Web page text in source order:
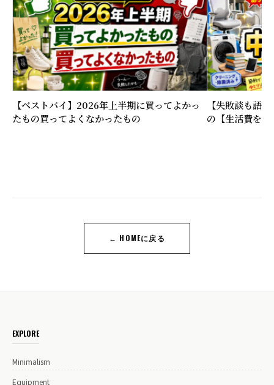
【ベストバイ】2026年上半期に買ってよかっ
たもの買ってよくなかったもの
【失敗談も語
の【生活費を下
← HOMEに戻る
EXPLORE
Minimalism
Equipment